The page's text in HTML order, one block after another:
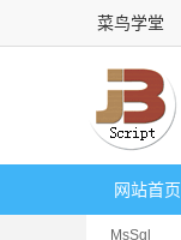
菜鸟学堂
网站首页
MsSql